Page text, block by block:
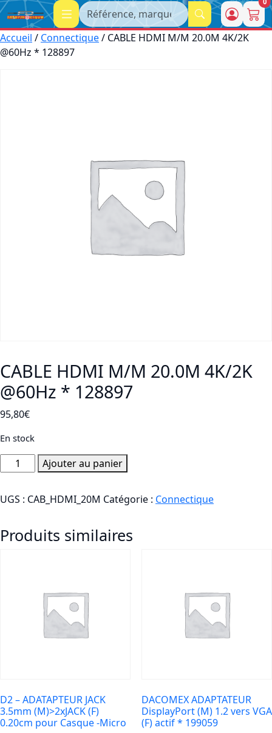
Recherche
Accueil / Connectique/ CABLE HDMI M/M 20.0M 4K/2K
@60Hz * 128897
CABLE HDMI M/M 20.0M 4K/2K
@60Hz * 128897
95,80€
En stock
quantité
de
HDMI
20.0M
Ajouter au panier
UGS : CAB_HDMI_20M Catégorie : Connectique
Produits similaires
D2 – ADATAPTEUR JACK
3.5mm (M)>2xJACK (F)
0.20cm pour Casque -Micro
DACOMEX ADAPTATEUR
DisplayPort (M) 1.2 vers VGA
(F) actif * 199059